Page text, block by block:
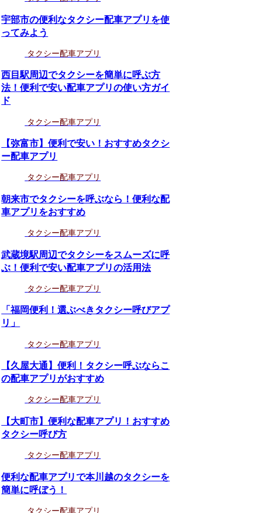
宇部市の便利なタクシー配車アプリを使
ってみよう
タクシー配車アプリ
西目駅周辺でタクシーを簡単に呼ぶ方
法！便利で安い配車アプリの使い方ガイ
ド
タクシー配車アプリ
【弥富市】便利で安い！おすすめタクシ
ー配車アプリ
タクシー配車アプリ
朝来市でタクシーを呼ぶなら！便利な配
車アプリをおすすめ
タクシー配車アプリ
武蔵境駅周辺でタクシーをスムーズに呼
ぶ！便利で安い配車アプリの活用法
タクシー配車アプリ
「福岡便利！選ぶべきタクシー呼びアプ
リ」
タクシー配車アプリ
【久屋大通】便利！タクシー呼ぶならこ
の配車アプリがおすすめ
タクシー配車アプリ
【大町市】便利な配車アプリ！おすすめ
タクシー呼び方
タクシー配車アプリ
便利な配車アプリで本川越のタクシーを
簡単に呼ぼう！
タクシー配車アプリ